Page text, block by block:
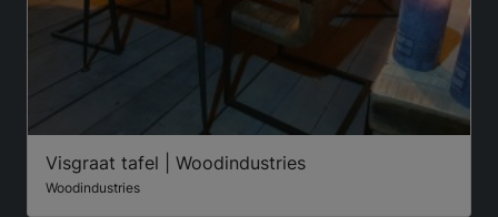
Visgraat tafel | Woodindustries
Woodindustries